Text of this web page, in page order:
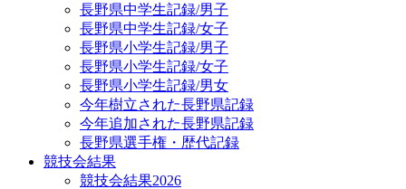
長野県中学生記録/男子
長野県中学生記録/女子
長野県小学生記録/男子
長野県小学生記録/女子
長野県小学生記録/男女
今年樹立された長野県記録
今年追加された長野県記録
長野県選手権・歴代記録
競技会結果
競技会結果2026